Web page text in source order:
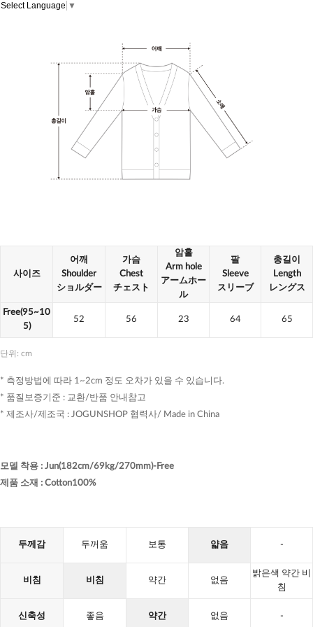
Select Language ▼
사이즈
어깨
Shoulder
ショルダー
가슴
Chest
チェスト
암홀
Arm hole
アームホー
ル
팔
Sleeve
スリーブ
총길이
Length
レングス
Free(95~10
5)
52 56 23 64 65
단위: cm
* 측정방법에 따라 1~2cm 정도 오차가 있을 수 있습니다.
* 품질보증기준 : 교환/반품 안내참고
* 제조사/제조국 : JOGUNSHOP 협력사/ Made in China
모델 착용 : Jun(182cm/69kg/270mm)-Free
제품 소재 : Cotton100%
두께감 두꺼움 보통 얇음 -
비침 비침 약간 없음
밝은색 약간 비
침
신축성 좋음 약간 없음 -